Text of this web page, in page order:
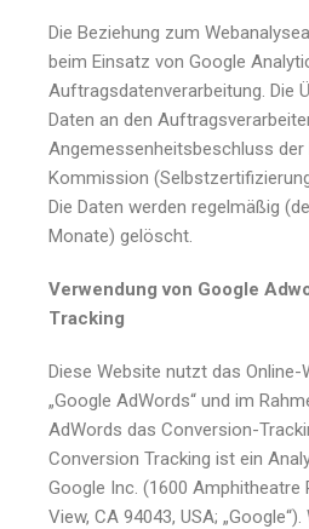
Die Beziehung zum
beim Einsatz von Google
Auftragsdatenverarbeitung. Die
Daten an den
Angemessenheitsbeschluss der
Kommission
Die Daten werden regelmäßig
Monate) gelöscht.
Verwendung von Google
Tracking
Diese Website nutzt das Online-
„Google AdWords“ und im
AdWords das Conversion-
Conversion Tracking ist ein
Google Inc. (1600 Amphitheatre
View, CA 94043, USA;